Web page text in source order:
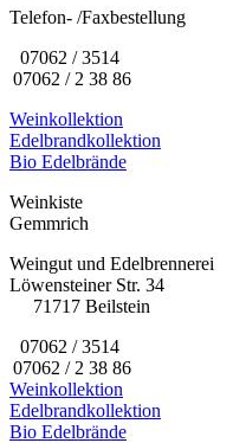
Telefon- /Faxbestellung
07062 / 3514
07062 / 2 38 86
Weinkollektion
Edelbrandkollektion
Bio Edelbrände
Weinkiste
Gemmrich
Weingut und Edelbrennerei
Löwensteiner Str. 34
71717 Beilstein
07062 / 3514
07062 / 2 38 86
Weinkollektion
Edelbrandkollektion
Bio Edelbrände